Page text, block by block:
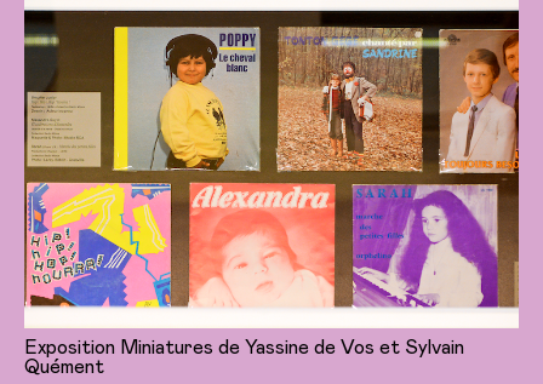
Exposition Miniatures de Yassine de Vos et Sylvain
Quément